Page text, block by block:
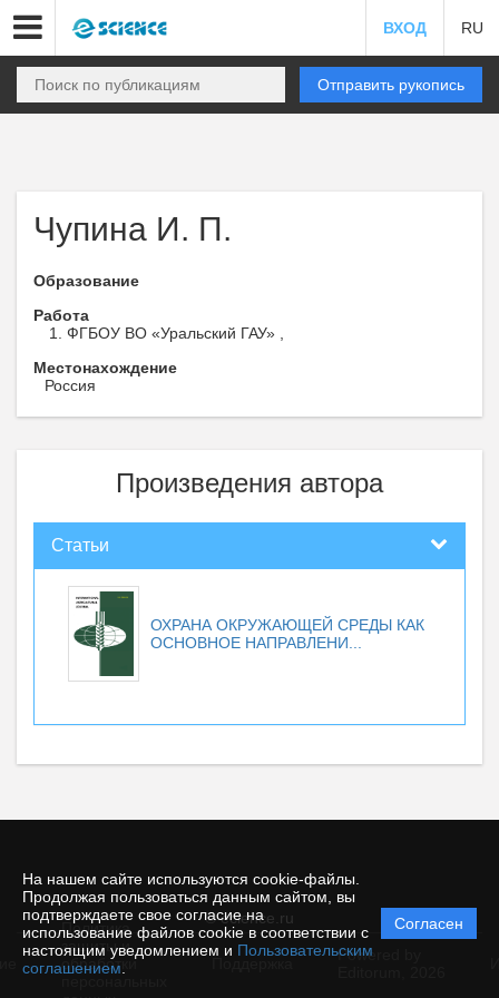
На нашем сайте используются cookie-файлы.
Продолжая пользоваться данным сайтом, вы
подтверждаете свое согласие на
использование файлов cookie в соответствии с
настоящим уведомлением и Пользовательским
соглашением
Согласен
ВХОД RU
Отправить рукопись
Чупина И. П.
Образование
Работа
ФГБОУ ВО «Уральский ГАУ» ,
Местонахождение
Россия
Произведения автора
Статьи
ОХРАНА ОКРУЖАЮЩЕЙ СРЕДЫ КАК
ОСНОВНОЕ НАПРАВЛЕНИ...
© ecience.ru
Политика
защиты и
обработки
Powered by